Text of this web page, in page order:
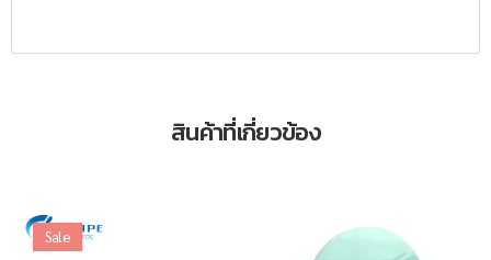
สินค้าที่เกี่ยวข้อง
Sale